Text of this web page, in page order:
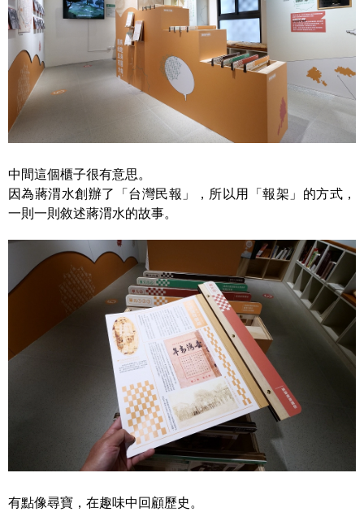
中間這個櫃子很有意思。
因為蔣渭水創辦了「台灣民報」，所以用「報架」的方式，
一則一則敘述蔣渭水的故事。
有點像尋寶，在趣味中回顧歷史。